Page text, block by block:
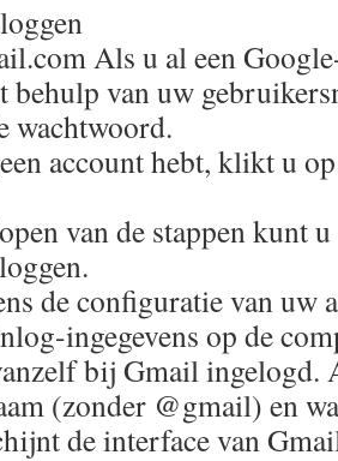
Als u al een
behulp van uw
wachtwoord.
account hebt, klikt u
van de stappen kunt
de configuratie van uw
ingegevens op de
bij Gmail ingelogd.
(zonder @gmail) en
de interface van